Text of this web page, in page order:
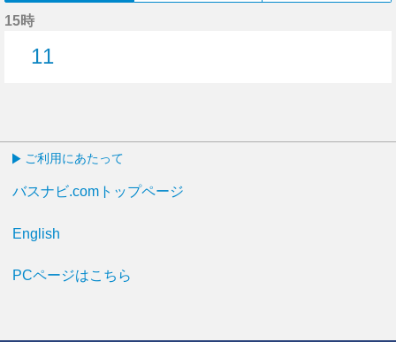
15時
11
ご利用にあたって
バスナビ.comトップページ
English
PCページはこちら